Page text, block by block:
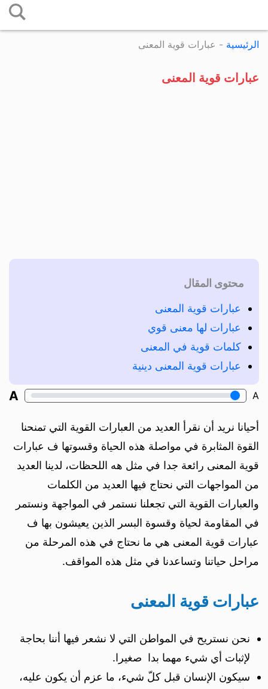
إلى
الرئيسية - عبارات قوية المعنى
عبارات قوية المعنى
محتوى المقال
عبارات قوية المعنى
عبارات لها معنى قوي
كلمات قوية في المعنى
عبارات قوية المعنى دينية
A
A
أحيانا نريد أن نقرأ العديد من العبارات القوية التي تمنحنا
القوة المثابرة في مواصلة هذه الحياة وقسوتها ف عبارات
قوية المعنى رائعة جدا في مثل هه اللحظات، لدينا العديد
من المواجهات التي نحتاج فيها العديد من الكلمات
والعبارات القوية التي تجعلنا نستمر في المواجهة ونستمر
في المقاومة لحياة وقسوة البسر الذين يعيشون بها ف
عبارات قوية المعنى هي ما نحتاج في هذه المرحلة من
مراحل حياتنا وتساعدنا في مثل هذه المواقف.
عبارات قوية المعنى
نحن نستريح في المواطن التي لا نشعر فيها أننا بحاجة
لإثبات أي شيء مهما بدا صغيرا.
سيكون الإنسان قبل كلّ شيء، ما عزم أن يكون عليه،